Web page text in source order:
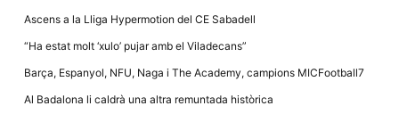
Ascens a la Lliga Hypermotion del CE Sabadell
“Ha estat molt ‘xulo’ pujar amb el Viladecans”
Barça, Espanyol, NFU, Naga i The Academy, campions MICFootball7
Al Badalona li caldrà una altra remuntada històrica
Recopilem
estadístiques